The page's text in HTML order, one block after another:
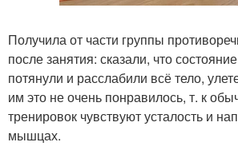
Получила от части группы
после занятия: сказали, что
потянули и расслабили всё тело,
им это не очень понравилось, т. к
тренировок чувствуют усталость и
мышцах.